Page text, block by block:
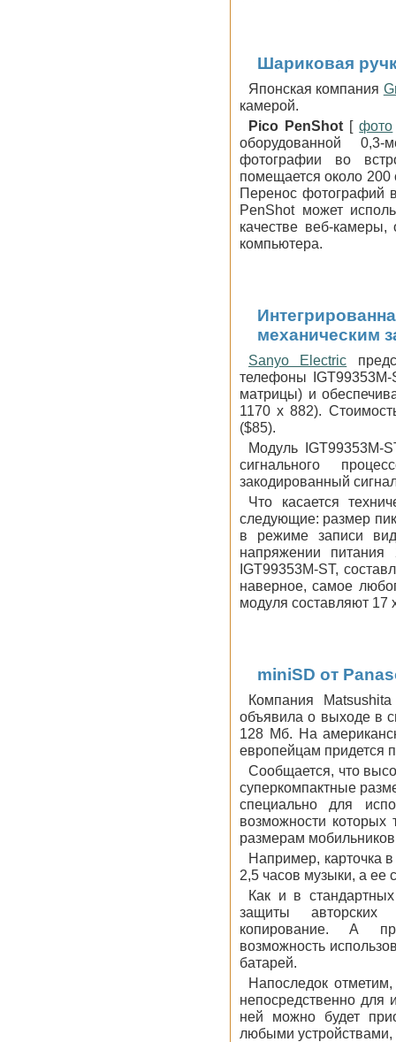
Шариковая
Японская компания
камерой.
Pico PenShot [фото
оборудованной 0,3-
фотографии во
помещается около
Перенос фотографий
PenShot может
качестве веб-
компьютера.
механическим
Sanyo Electric
телефоны
матрицы) и
1170 х 882).
($85).
Модуль IGT99353M-
сигнального
закодированный
Что касается
следующие: размер
в режиме записи
напряжении
IGT99353M-ST,
наверное, самое
модуля составляют 17
miniSD от
Компания
объявила о выходе в
128 Мб. На
европейцам придется
Сообщается, что
суперкомпактные
специально для
возможности
размерам
Например, карточка
2,5 часов музыки, а ее
Как и в
защиты авторских
копирование. А
возможность
батарей.
Напоследок
непосредственно для
ней можно будет
любыми